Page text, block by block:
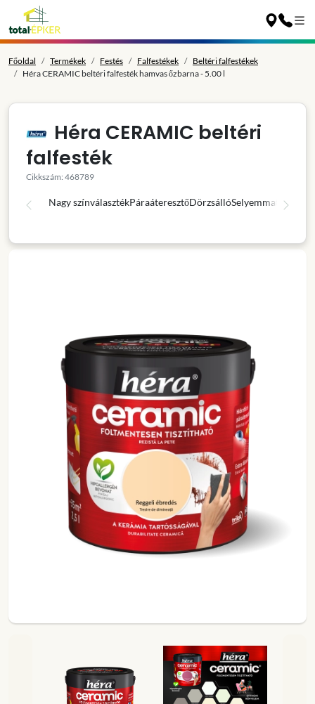
Főoldal Termékek Festés Falfestékek
Beltéri falfestékek
Héra CERAMIC beltéri falfesték hamvas őzbarna - 5.00 l
Héra CERAMIC beltéri
falfesték
Cikkszám: 468789
Nagy színválasztékPáraáteresztőDörzsállóSelyemmatt